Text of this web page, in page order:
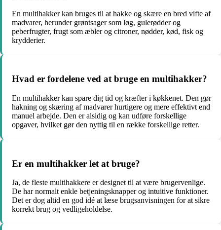
En multihakker kan bruges til at hakke og skære en bred vifte af
madvarer, herunder grøntsager som løg, gulerødder og
peberfrugter, frugt som æbler og citroner, nødder, kød, fisk og
krydderier.
Hvad er fordelene ved at bruge en multihakker?
En multihakker kan spare dig tid og kræfter i køkkenet. Den gør
hakning og skæring af madvarer hurtigere og mere effektivt end
manuel arbejde. Den er alsidig og kan udføre forskellige
opgaver, hvilket gør den nyttig til en række forskellige retter.
Er en multihakker let at bruge?
Ja, de fleste multihakkere er designet til at være brugervenlige.
De har normalt enkle betjeningsknapper og intuitive funktioner.
Det er dog altid en god idé at læse brugsanvisningen for at sikre
korrekt brug og vedligeholdelse.